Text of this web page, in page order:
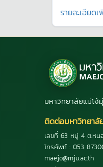
รายละเอียด
มหาวิทยาลัยแม่โจ้
ติดต่อมหาวิทยาลั
เลขที่ 63 หมู่ 4 ต.หน
โทรศัพท์ : 053
maejo@mju.ac.th